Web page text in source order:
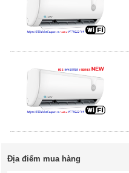
Địa điểm mua hàng